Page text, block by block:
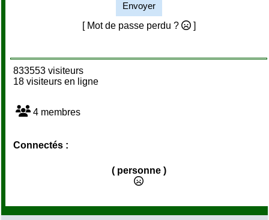
Envoyer
[ Mot de passe perdu ?
]
833553 visiteurs
18 visiteurs en ligne
4 membres
Connectés :
( personne )